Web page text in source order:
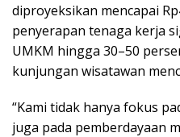
diproyeksikan mencapai
penyerapan tenaga kerja
UMKM hingga 30–50
kunjungan wisatawan
“Kami tidak hanya fokus
juga pada pemberdayaan